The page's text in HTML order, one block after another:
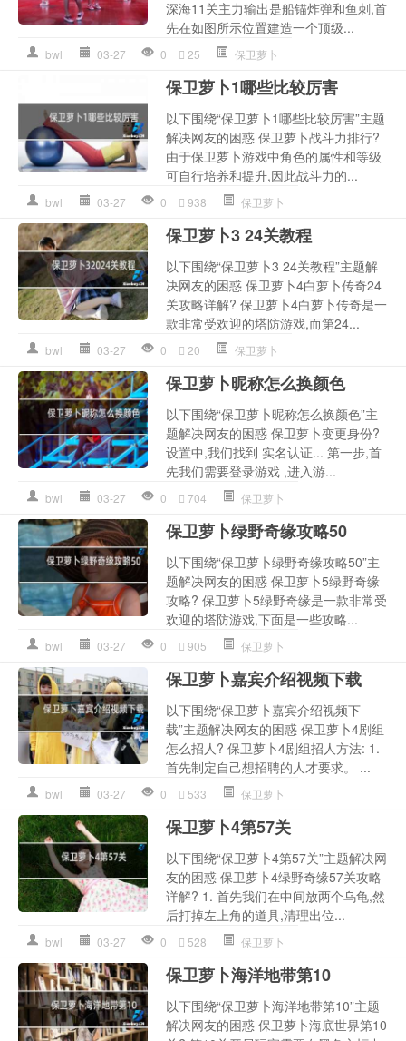
深海11关主力输出是船锚炸弹和鱼刺,首
先在如图所示位置建造一个顶级...
bwl 03-27 0 25 保卫萝卜
保卫萝卜1哪些比较厉害
以下围绕“保卫萝卜1哪些比较厉害”主题
解决网友的困惑 保卫萝卜战斗力排行?
由于保卫萝卜游戏中角色的属性和等级
可自行培养和提升,因此战斗力的...
bwl 03-27 0 938 保卫萝卜
保卫萝卜3 24关教程
以下围绕“保卫萝卜3 24关教程”主题解
决网友的困惑 保卫萝卜4白萝卜传奇24
关攻略详解? 保卫萝卜4白萝卜传奇是一
款非常受欢迎的塔防游戏,而第24...
bwl 03-27 0 20 保卫萝卜
保卫萝卜昵称怎么换颜色
以下围绕“保卫萝卜昵称怎么换颜色”主
题解决网友的困惑 保卫萝卜变更身份?
设置中,我们找到 实名认证... 第一步,首
先我们需要登录游戏 ,进入游...
bwl 03-27 0 704 保卫萝卜
保卫萝卜绿野奇缘攻略50
以下围绕“保卫萝卜绿野奇缘攻略50”主
题解决网友的困惑 保卫萝卜5绿野奇缘
攻略? 保卫萝卜5绿野奇缘是一款非常受
欢迎的塔防游戏,下面是一些攻略...
bwl 03-27 0 905 保卫萝卜
保卫萝卜嘉宾介绍视频下载
以下围绕“保卫萝卜嘉宾介绍视频下
载”主题解决网友的困惑 保卫萝卜4剧组
怎么招人? 保卫萝卜4剧组招人方法: 1.
首先制定自己想招聘的人才要求。 ...
bwl 03-27 0 533 保卫萝卜
保卫萝卜4第57关
以下围绕“保卫萝卜4第57关”主题解决网
友的困惑 保卫萝卜4绿野奇缘57关攻略
详解? 1. 首先我们在中间放两个乌龟,然
后打掉左上角的道具,清理出位...
bwl 03-27 0 528 保卫萝卜
保卫萝卜海洋地带第10
以下围绕“保卫萝卜海洋地带第10”主题
解决网友的困惑 保卫萝卜海底世界第10